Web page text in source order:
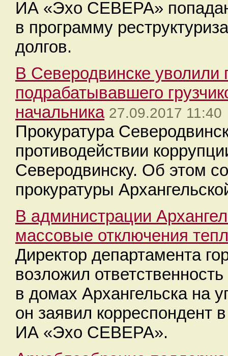
ИА «Эхо СЕВЕРА»
в программу
долгов.
В Северодвинске уволили
подрабатывавшего
начальника 27.09.2017 11:40
Прокуратура
противодействии
Северодвинску. Об этом
прокуратуры
В администрации
массовые отключения
Директор департамента
возложил
в домах Архангельска на
он заявил корреспондент
ИА «Эхо СЕВЕРА».